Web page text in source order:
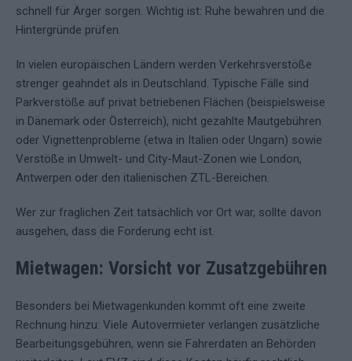
schnell für Ärger sorgen. Wichtig ist: Ruhe bewahren und die
Hintergründe prüfen.
In vielen europäischen Ländern werden Verkehrsverstöße
strenger geahndet als in Deutschland. Typische Fälle sind
Parkverstöße auf privat betriebenen Flächen (beispielsweise
in Dänemark oder Österreich), nicht gezahlte Mautgebühren
oder Vignettenprobleme (etwa in Italien oder Ungarn) sowie
Verstöße in Umwelt- und City-Maut-Zonen wie London,
Antwerpen oder den italienischen ZTL-Bereichen.
Wer zur fraglichen Zeit tatsächlich vor Ort war, sollte davon
ausgehen, dass die Forderung echt ist.
Mietwagen: Vorsicht vor Zusatzgebühren
Besonders bei Mietwagenkunden kommt oft eine zweite
Rechnung hinzu: Viele Autovermieter verlangen zusätzliche
Bearbeitungsgebühren, wenn sie Fahrerdaten an Behörden